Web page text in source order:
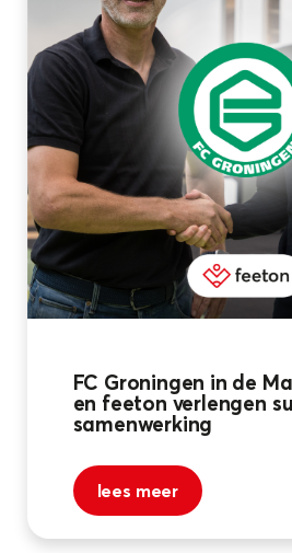
FC Groningen in de
en feeton verlengen
samenwerking
lees meer